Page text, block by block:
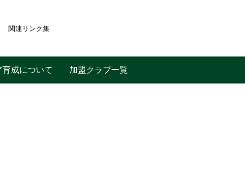
関連リンク集
育成について 加盟クラブ一覧